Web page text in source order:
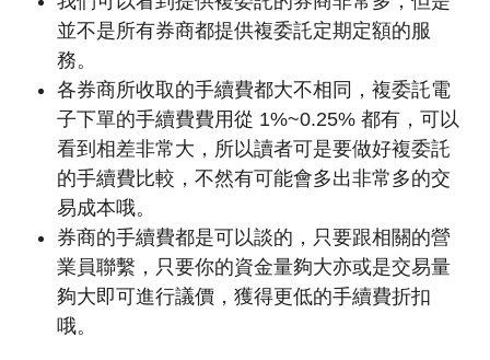
並不是所有券商都提供複委託定期定額的服
務。
各券商所收取的手續費都大不相同，複委託電
子下單的手續費費用從 1%~0.25% 都有，可以
看到相差非常大，所以讀者可是要做好複委託
的手續費比較，不然有可能會多出非常多的交
易成本哦。
券商的手續費都是可以談的，只要跟相關的營
業員聯繫，只要你的資金量夠大亦或是交易量
夠大即可進行議價，獲得更低的手續費折扣
哦。